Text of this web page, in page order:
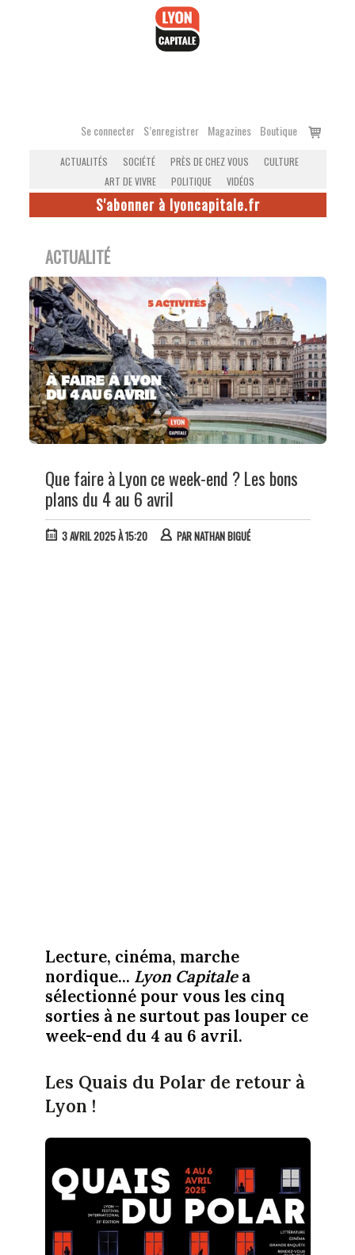
Se connecter S’enregistrer Magazines Boutique
Voir
ACTUALITÉS SOCIÉTÉ PRÈS DE CHEZ VOUS
CULTURE
ART DE VIVRE
POLITIQUE VIDÉOS
S'abonner à lyoncapitale.fr
ACTUALITÉ
Que faire à Lyon ce week-end ? Les bons
plans du 4 au 6 avril
3 AVRIL 2025 À 15:20 PARNATHAN BIGUÉ
Lecture, cinéma, marche
nordique... Lyon Capitalea
sélectionné pour vous les cinq
sorties à ne surtout pas louper ce
week-end du 4 au 6 avril.
Les Quais du Polar de retour à
Lyon !